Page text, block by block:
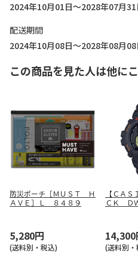
2024年10月01日～2028年07月31
配送期間
2024年10月08日～2028年08月08
この商品を見た人は他に
防災ポーチ［ＭＵＳＴ Ｈ
ＡＶＥ］Ｌ ８４８９
5,280円
(送料別・税込)
【ＣＡ
ＣＫ Ｄ
14,300
(送料別・